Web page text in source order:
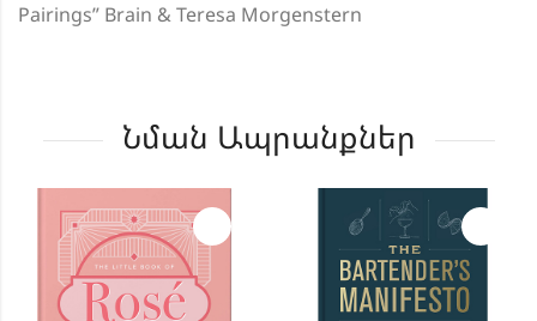
Pairings” Brain & Teresa Morgenstern
Նման Ապրանքներ